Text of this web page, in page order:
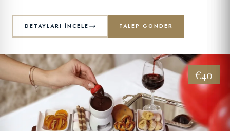
DETAYLARI İNCELE TALEP GÖNDER
€40